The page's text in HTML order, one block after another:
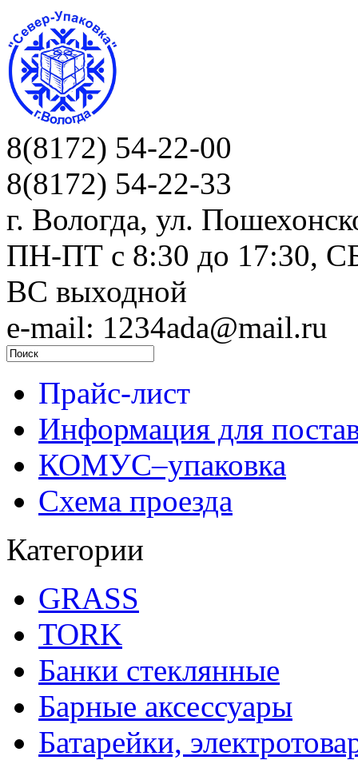
8(8172) 54-22-00
8(8172) 54-22-33
г. Вологда, ул.
ПН-ПТ c 8:30 до 17:30,
ВС выходной
e-mail: 1234ada@mail.ru
Прайс-лист
Информация для
КОМУС–упаковка
Схема проезда
Категории
GRASS
TORK
Банки стеклянные
Барные аксессуары
Батарейки,